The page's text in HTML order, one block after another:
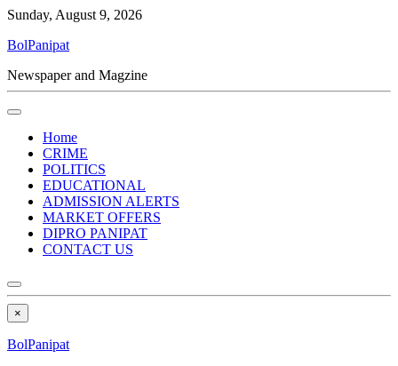
Sunday, August 9, 2026
BolPanipat
Newspaper and Magzine
Home
CRIME
POLITICS
EDUCATIONAL
ADMISSION ALERTS
MARKET OFFERS
DIPRO PANIPAT
CONTACT US
×
BolPanipat